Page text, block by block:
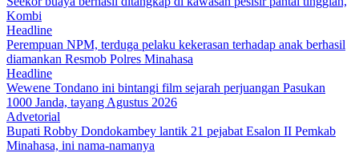
Kombi
Headline
Perempuan NPM, terduga pelaku kekerasan terhadap anak berhasil
diamankan Resmob Polres Minahasa
Headline
Wewene Tondano ini bintangi film sejarah perjuangan Pasukan
1000 Janda, tayang Agustus 2026
Advetorial
Bupati Robby Dondokambey lantik 21 pejabat Esalon II Pemkab
Minahasa, ini nama-namanya